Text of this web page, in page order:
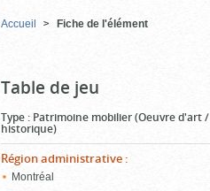
Accueil Fiche de l'élément
Table de jeu
Type : Patrimoine mobilier (Oeuvre d'art
historique)
Région administrative :
Montréal